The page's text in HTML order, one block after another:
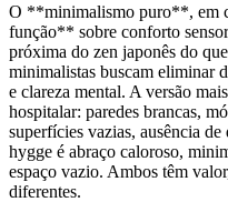
O **minimalismo puro**, em
função** sobre conforto
próxima do zen japonês do
minimalistas buscam eliminar
e clareza mental. A versão
hospitalar: paredes brancas,
superfícies vazias, ausência
hygge é abraço caloroso,
espaço vazio. Ambos têm
diferentes.